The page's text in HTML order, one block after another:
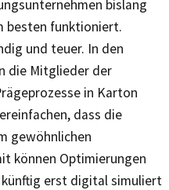
bislang
besten funktioniert.
und teuer. In den
die Mitglieder der
in Karton
dass die
gewöhnlichen
können Optimierungen
künftig erst digital simuliert